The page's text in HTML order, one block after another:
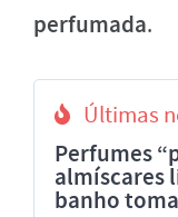
perfumada.
Últimas
Perfumes
almíscares
banho